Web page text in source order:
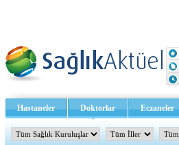
Hastaneler Doktorlar Eczaneler
Sağlık TV - Video İletişim